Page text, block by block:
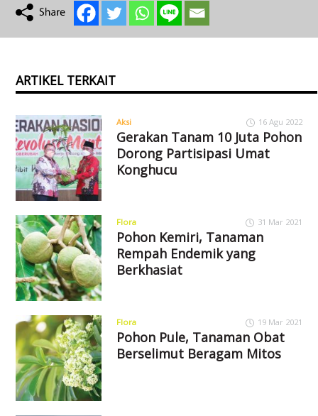
ARTIKEL TERKAIT
Aksi 16 Agu 2022
Gerakan Tanam 10 Juta Pohon
Dorong Partisipasi Umat
Konghucu
Flora 31 Mar 2021
Pohon Kemiri, Tanaman
Rempah Endemik yang
Berkhasiat
Flora 19 Mar 2021
Pohon Pule, Tanaman Obat
Berselimut Beragam Mitos